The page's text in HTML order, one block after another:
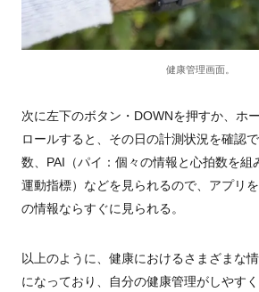
健康管理画面。
次に左下のボタン・ DOWNを押すか、ホ
ロールすると、その日の計測状況を確認
数、 PAI （パイ：個々の情報と心拍数を
運動指標）などを見られるので、アプリ
の情報ならすぐに見られる。
以上のように、健康におけるさまざまな
になっており、自分の健康管理がしやす